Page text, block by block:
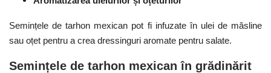
Semințele de tarhon mexican pot fi infuzate în ulei de măsline
sau oțet pentru a crea dressinguri aromate pentru salate.
Semințele de tarhon mexican în grădinărit